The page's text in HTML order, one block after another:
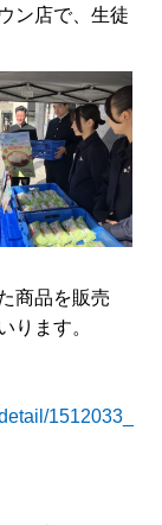
ン店で、生徒
商品を販売
ります。
1512033_